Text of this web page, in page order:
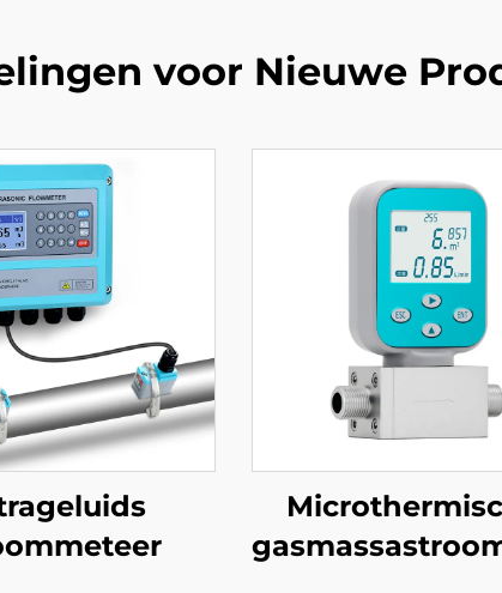
voor Nieuwe